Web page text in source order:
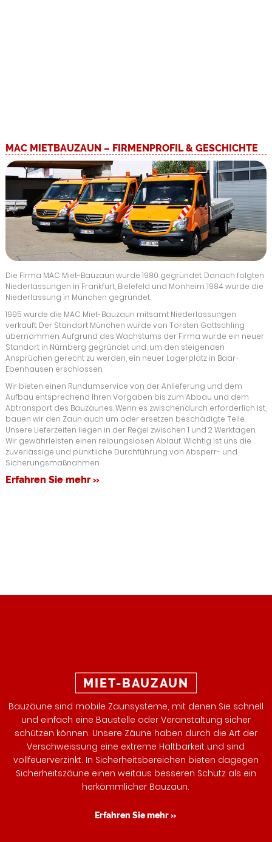
MAC MIETBAUZAUN – FIRMENPROFIL & GESCHICHTE
Die Firma MAC Miet-Bauzaun wurde 1980 gegründet. Danach folgten
Niederlassungen in Frankfurt, Bielefeld und Monheim. 1984 wurde die
Niederlassung in München gegründet.
1995 wurde die MAC Miet-Bauzaun mitsamt Niederlassungen
verkauft. Der Standort München wurde von Torsten Gottschling
übernommen. Aufgrund des Wachstums der Firma wurde ein neuer
Standort in Nürnberg gegründet und, um den steigenden
Ansprüchen gerecht zu werden, ein neuer Lagerplatz in Baar-
Ebenhausen erschlossen.
Wir bieten einen Rundumservice von der Anlieferung und dem
Aufbau entsprechend Ihren Vorgaben bis zum Abbau und dem
Abtransport des Bauzaunes. Wenn es zwischendurch erforderlich ist,
bauen wir den Zaun auch um oder ersetzen beschädigte Teile.
Unsere Lieferzeiten liegen in der Regel zwischen 1 und 2 Werktagen.
Wir gewährleisten einen reibungslosen Ablauf. Wichtig ist uns die
zuverlässige und pünktliche Durchführung von Absperr- und
Sicherungsmaßnahmen.
Erfahren Sie mehr »
MIET-BAUZAUN
Bauzäune sind mobile Zaunsysteme, mit denen Sie schnell
und einfach eine Baustelle oder Veranstaltung sicher
schützen können. Unsere Zäune haben durch die Art der
Verschweissung eine extreme Haltbarkeit und sind
vollfeuerverzinkt. In Sicherheitsbereichen bieten dagegen
Sicherheitszäune einen weitaus besseren Schutz als ein
herkömmlicher Bauzaun.
Erfahren Sie mehr »